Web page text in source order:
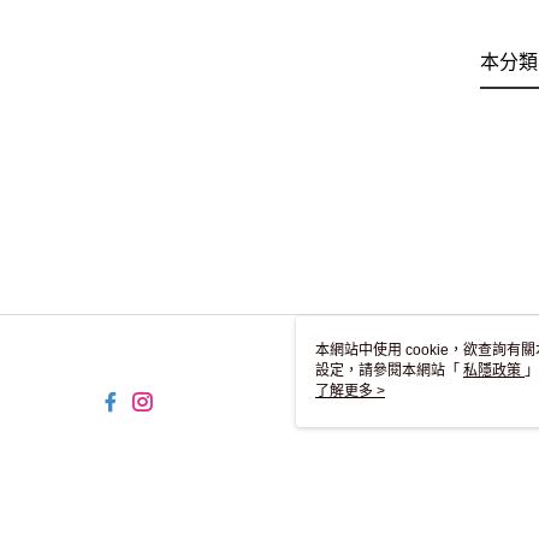
本分
本網站中使用 cookie，欲查詢有
設定，請參閱本網站「 私隱政策
用 cookie。
了解更多 >